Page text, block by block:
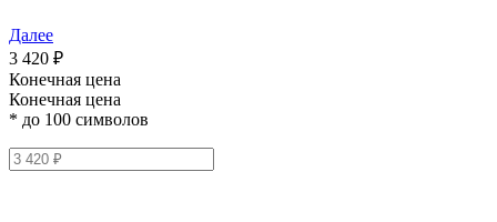
Далее
3 420 ₽
Конечная цена
Конечная цена
* до 100 символов